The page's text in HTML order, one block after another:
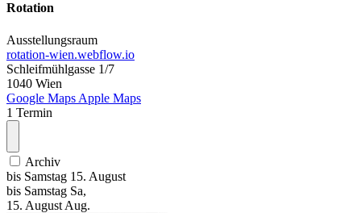
Rotation
Ausstellungsraum
rotation-wien.webflow.io
Schleifmühlgasse 1/7
1040 Wien
Google Maps Apple Maps
1 Termin
Archiv
bis Samstag 15. August
bis Samstag Sa,
15. August Aug.